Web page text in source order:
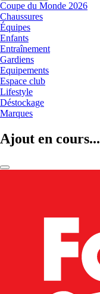
Coupe du Monde 2026
Chaussures
Équipes
Enfants
Entraînement
Gardiens
Equipements
Espace club
Lifestyle
Déstockage
Marques
Ajout en cours...